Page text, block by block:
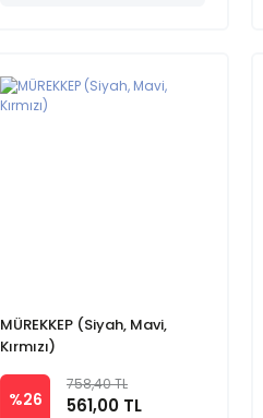
MÜREKKEP (Siyah, Mavi,
Kırmızı)
%26
758,40 TL
561,00 TL